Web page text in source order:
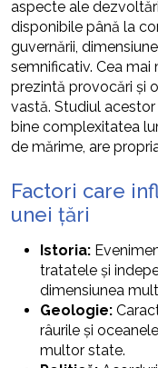
aspecte ale
disponibile până la
guvernării,
semnificativ. Cea mai
prezintă provocări și
vastă. Studiul
bine complexitatea
de mărime, are
Factori care
unei țări
Istoria:
tratatele și
dimensiunea
Geologie:
râurile și
multor state.